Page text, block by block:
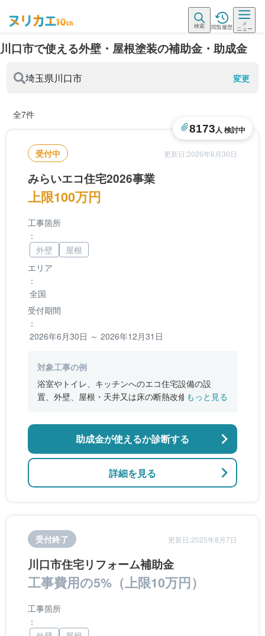
検索 閲覧履歴
メ
ニュー
川口市で使える外壁・屋根塗装の補助金・助成金
埼玉県川口市 変更
全7件
受付中 更新日:2026年6月30日
みらいエコ住宅2026事業
上限100万円
8173人 検討中
エリア
：
全国
受付期間
：
2026年6月30日 ～ 2026年12月31日
工事箇所
：
外壁
屋根
対象工事の例
浴室やトイレ、キッチンへのエコ住宅設備の設
置、外壁、屋根・天井又は床の断熱改修、窓やド
のバリアフリー改修
もっと見る
詳細を見る
助成金が使えるか診断する
受付終了 更新日:2025年8月7日
川口市住宅リフォーム補助金
工事費用の5%（上限10万円）
工事箇所
：